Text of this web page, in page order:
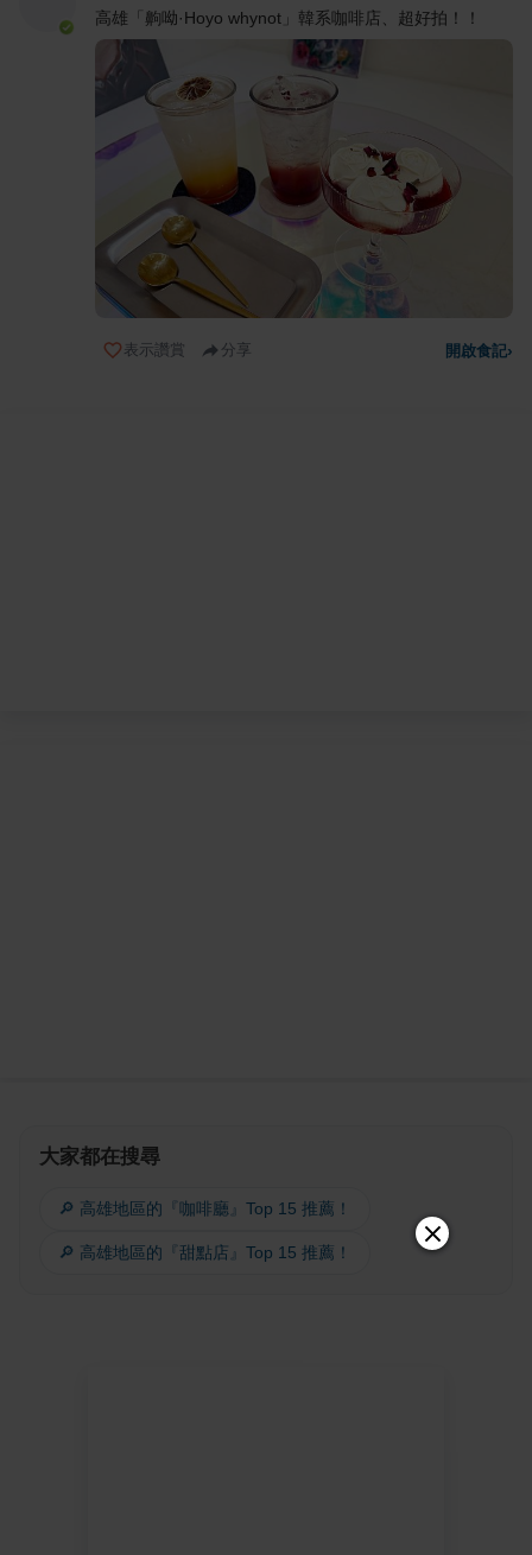
高雄「齁呦·Hoyo whynot」韓系咖啡店、超好拍！！
表示讚賞 分享 開啟食記›
大家都在搜尋
🔎 高雄地區的『咖啡廳』Top 15 推薦！
🔎 高雄地區的『甜點店』Top 15 推薦！